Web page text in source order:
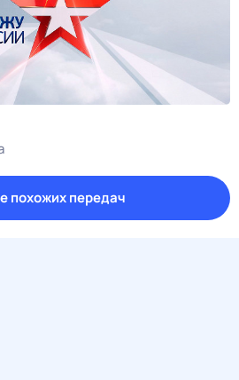
похожих передач